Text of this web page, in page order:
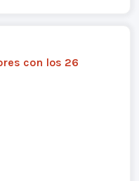
con los 26